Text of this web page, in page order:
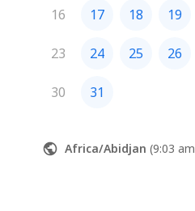
16 17 18 19
23 24 25 26
30 31
Africa/Abidjan (9:03 am